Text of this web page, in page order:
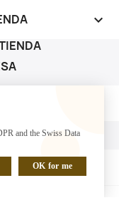
keyboard_arrow_down
and the Swiss Data
OK for me